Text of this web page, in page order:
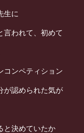
生に
言われて、初めて
コンペティション
が認められた気が
と決めていたか